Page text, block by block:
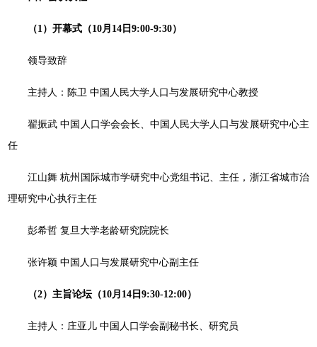
（1）开幕式（10月14日9:00-9:30）
领导致辞
主持人：陈卫 中国人民大学人口与发展研究中心教授
翟振武 中国人口学会会长、中国人民大学人口与发展研究中心主
任
江山舞 杭州国际城市学研究中心党组书记、主任，浙江省城市治
理研究中心执行主任
彭希哲 复旦大学老龄研究院院长
张许颖 中国人口与发展研究中心副主任
（2）主旨论坛（10月14日9:30-12:00）
主持人：庄亚儿 中国人口学会副秘书长、研究员